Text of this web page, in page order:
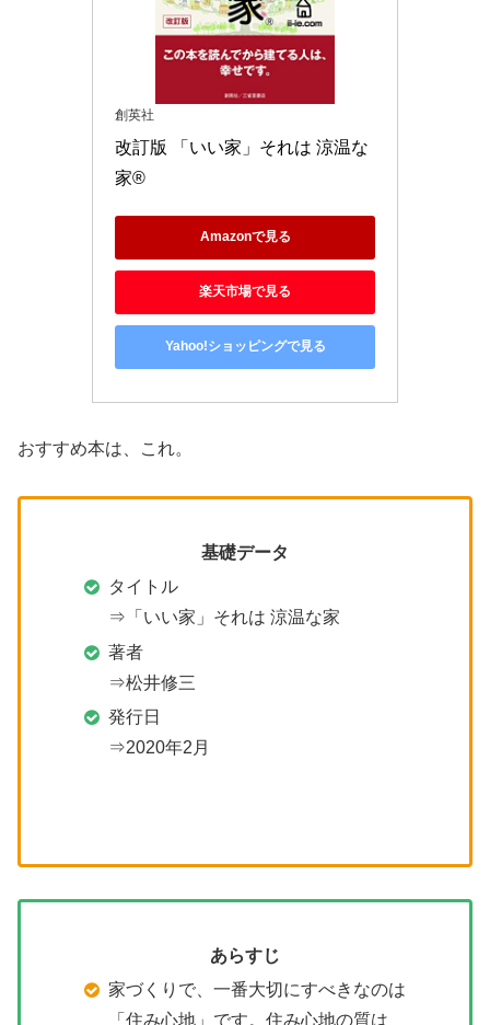
創英社
改訂版 「いい家」それは 涼温な
家®
Amazonで見る
楽天市場で見る
Yahoo!ショッピングで見る
おすすめ本は、これ。
基礎データ
タイトル
⇒「いい家」それは 涼温な家
著者
⇒松井修三
発行日
⇒2020年2月
あらすじ
家づくりで、一番大切にすべきなのは
「住み心地」です。住み心地の質は